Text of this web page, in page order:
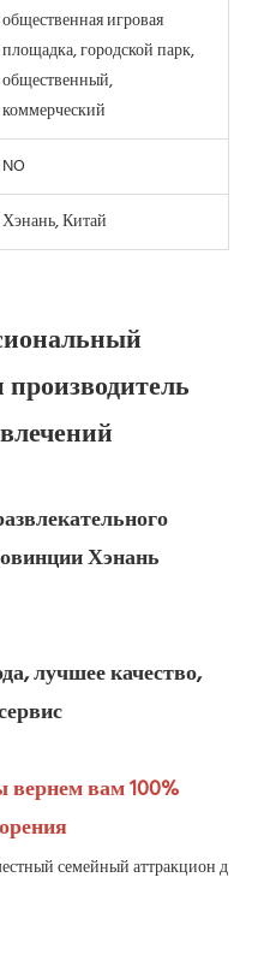
общественная игровая
площадка, городской парк,
общественный,
коммерческий
NO
Хэнань, Китай
вам 100%